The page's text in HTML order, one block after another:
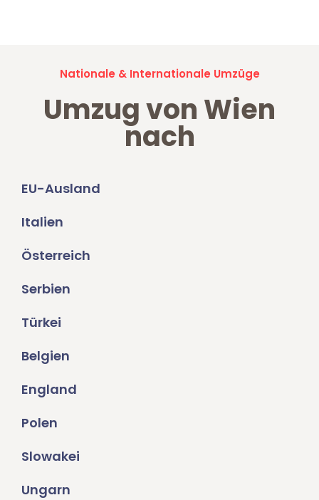
Nationale & Internationale Umzüge
Umzug von Wien
nach
EU-Ausland
Italien
Österreich
Serbien
Türkei
Belgien
England
Polen
Slowakei
Ungarn